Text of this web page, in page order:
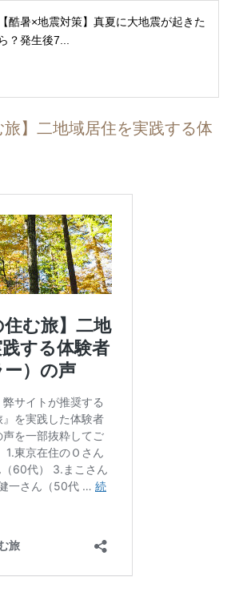
【酷暑×地震対策】真夏に大地震が起きた
ら？発生後7...
旅】二地域居住を実践する体